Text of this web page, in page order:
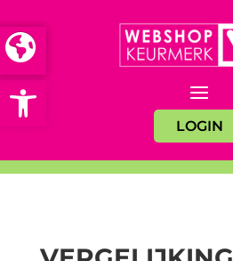
Open toolbar
LOGIN